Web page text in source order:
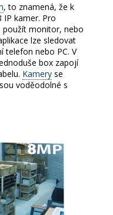
, to znamená, že k
kamer. Pro
použít monitor, nebo
lze sledovat
telefon nebo PC. V
box zapojí
Kamery se
voděodolné s